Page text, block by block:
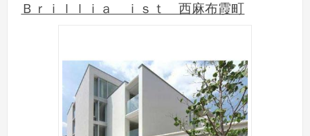
Ｂｒｉｌｌｉａ ｉｓｔ 西麻布霞町